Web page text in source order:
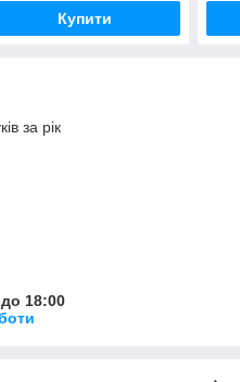
Купити
за рік
18:00